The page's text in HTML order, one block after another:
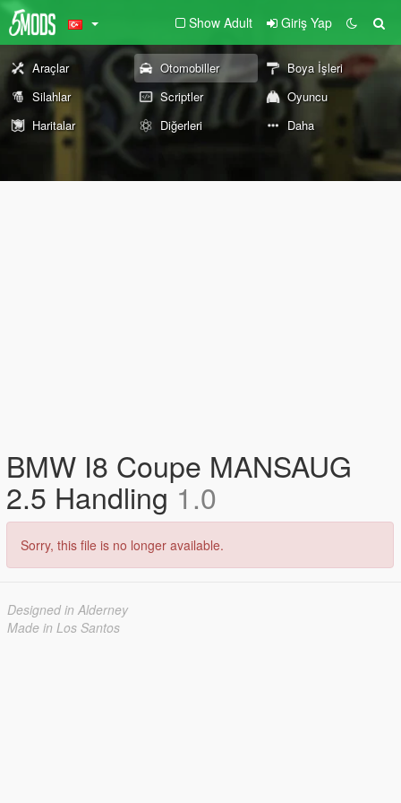
Show Adult Giriş Yap
Araçlar Otomobiller
Boya İşleri
Silahlar
Scriptler
Oyuncu
Haritalar
Diğerleri Daha
BMW I8 Coupe MANSAUG
2.5 Handling1.0
Sorry, this file is no longer available.
Designed in Alderney
Made in Los Santos